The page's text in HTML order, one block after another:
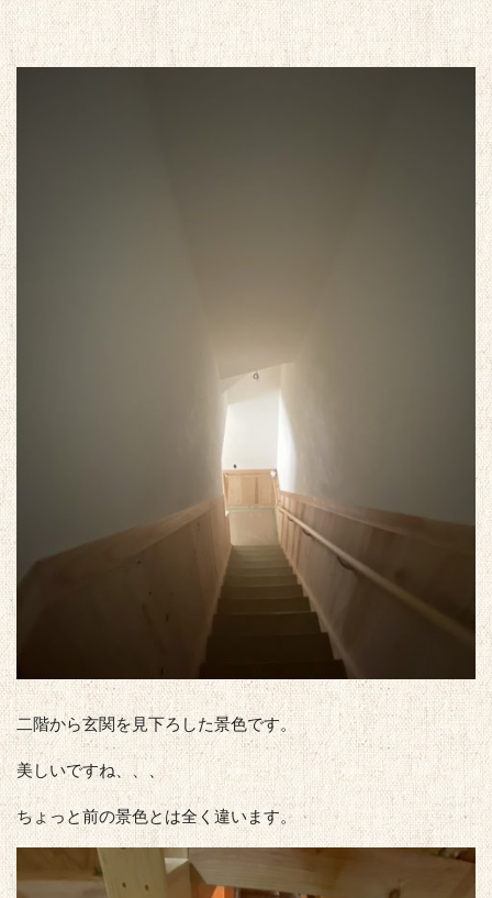
二階から玄関を見下ろした景色です。
美しいですね、、、
ちょっと前の景色とは全く違います。